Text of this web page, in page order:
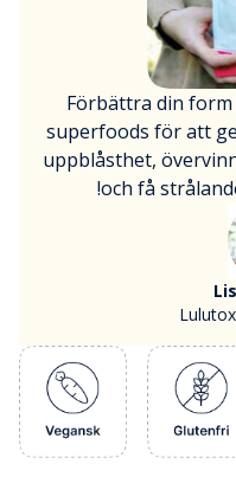
Förbättra din form
superfoods för att
uppblåsthet,
och få